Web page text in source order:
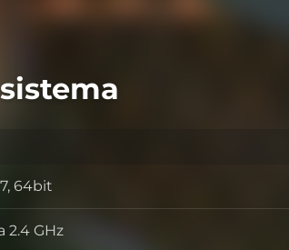
64bit
2.4 GHz